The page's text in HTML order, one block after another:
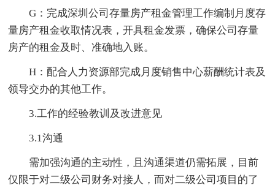
G：完成深圳公司存量房产租金管理工作编制月度存
量房产租金收取情况表，开具租金发票，确保公司存量
房产的租金及时、准确地入账。
H：配合人力资源部完成月度销售中心薪酬统计表及
领导交办的其他工作。
3.工作的经验教训及改进意见
3.1沟通
需加强沟通的主动性，且沟通渠道仍需拓展，目前
仅限于对二级公司财务对接人，而对二级公司项目的了